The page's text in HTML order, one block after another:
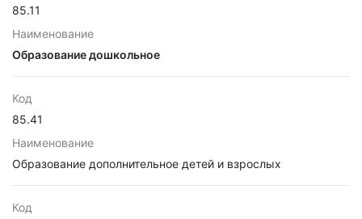
85.11
Наименование
Образование дошкольное
Код
85.41
Наименование
Образование дополнительное детей и взрослых
Код